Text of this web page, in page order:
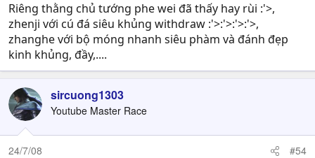
Riêng thằng chủ tướng phe wei đã thấy hay rùi :'>,
zhenji với cú đá siêu khủng withdraw :'>:'>:'>:'>,
zhanghe với bộ móng nhanh siêu phàm và đánh đẹp
kinh khủng, đầy,....
sircuong1303
Youtube Master Race
24/7/08 #54